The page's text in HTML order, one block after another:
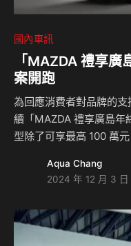
國內車訊
「MAZDA 禮享
案開跑
為回應消費者對品牌的
續「MAZDA 禮享廣島年
型除了可享最高 100 萬
之餘，還能造訪
覽匯聚兩座世界文化遺
了 MAZDA 百餘年來的
史上各個意義非凡的時
Aqua Chang
2024 年 12 月 3 日